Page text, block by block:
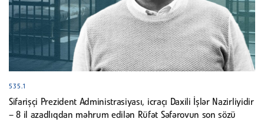
535.1
Sifarişçi Prezident Administrasiyası, icraçı Daxili İşlər Nazirliyidir
– 8 il azadlıqdan məhrum edilən Rüfət Səfərovun son sözü